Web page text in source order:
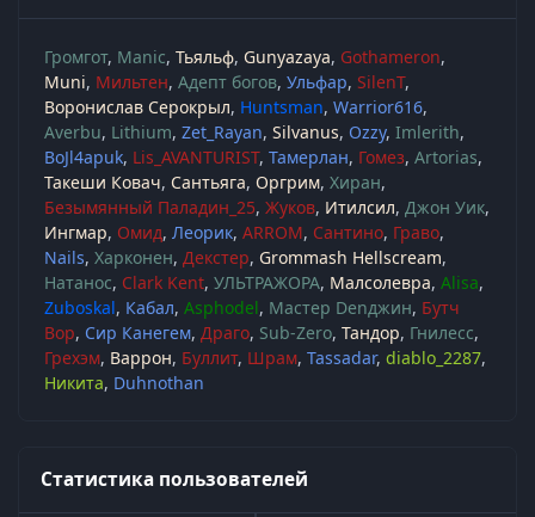
Громгот Manic Тьяльф Gunyazaya Gothameron
Muni Мильтен Адепт богов Ульфар SilenT
Воронислав Серокрыл Huntsman Warrior616
Averbu Lithium Zet_Rayan Silvanus Ozzy Imlerith
BoJl4apuk Lis_AVANTURIST Тамерлан Гомез Artorias
Такеши Ковач Сантьяга Оргрим Хиран
Безымянный Паладин_25 Жуков Итилсил Джон Уик
Ингмар Омид Леорик ARROM Сантино Граво
Nails Харконен Декстер Grommash Hellscream
Натанос Clark Kent УЛЬТРАЖОРА Малсолевра Alisa
Zuboskal Кабал Asphodel Мастер Denджин Бутч
Вор Сир Канегем Драго Sub-Zero Тандор Гнилесс
Грехэм Варрон Буллит Шрам Tassadar diablo_2287
Никита Duhnothan
Статистика пользователей